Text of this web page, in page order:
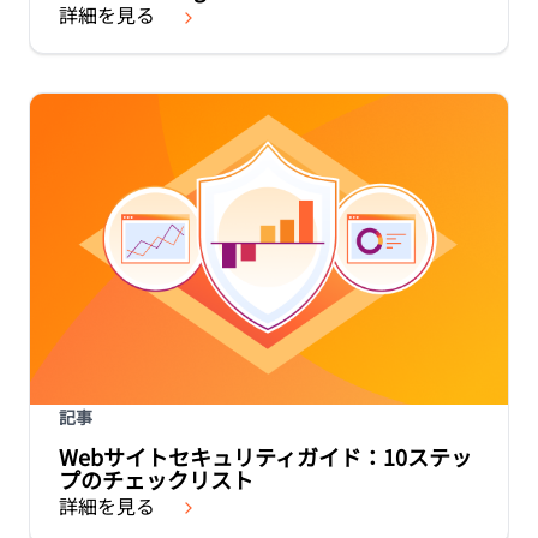
詳細を見る
記事
Webサイトセキュリティガイド：10ステッ
プのチェックリスト
詳細を見る